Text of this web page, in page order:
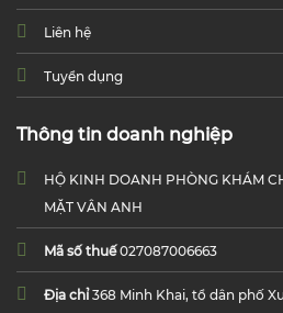
Liên hệ
Tuyển dụng
Thông tin doanh nghiệp
HỘ KINH DOANH PHÒNG KHÁM
MẶT VÂN ANH
Mã số thuế027087006663
Địa chỉ368 Minh Khai, tổ dân phố